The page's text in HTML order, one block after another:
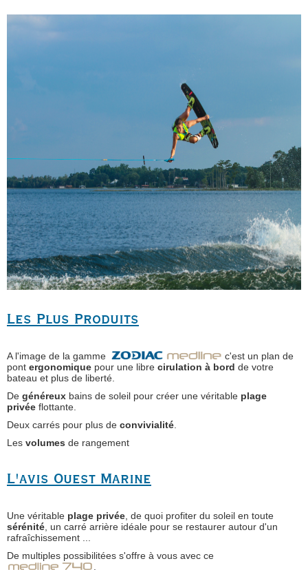
Les Plus Produits
A l'image de la gamme
c'est un plan de
pont ergonomique pour une libre cirulation à bord de votre
bateau et plus de liberté.
De généreux bains de soleil pour créer une véritable plage
privée flottante.
Deux carrés pour plus de convivialité
Les volumes de rangement
L'avis Ouest Marine
Une véritable plage privée , de quoi profiter du soleil en toute
sérénité , un carré arrière idéale pour se restaurer autour d'un
rafraîchissement ...
De multiples possibilitées s'offre à vous avec ce